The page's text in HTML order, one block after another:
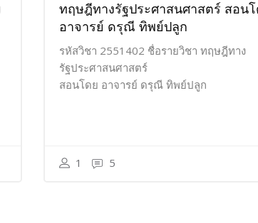
ทฤษฎีทางรัฐประศาสนศาสตร์ สอน
อาจารย์ ดรุณี ทิพย์ปลูก
รหัสวิชา 2551402 ชื่อรายวิชา ทฤษฎีทาง
รัฐประศาสนศาสตร์
สอนโดย อาจารย์ ดรุณี ทิพย์ปลูก
1 5